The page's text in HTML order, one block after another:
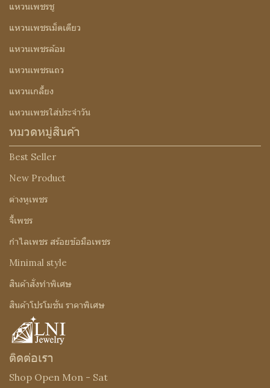
แหวนเพชรชู
แหวนเพชรเม็ดเดียว
แหวนเพชรล้อม
แหวนเพชรแถว
แหวนเกลี้ยง
แหวนเพชรใส่ประจำวัน
หมวดหมู่สินค้า
Best Seller
New Product
ต่างหูเพชร
จี้เพชร
กำไลเพชร สร้อยข้อมือเพชร
Minimal style
สินค้าสั่งทำพิเศษ
สินค้าโปรโมชั่น ราคาพิเศษ
ติดต่อเรา
Shop Open Mon - Sat